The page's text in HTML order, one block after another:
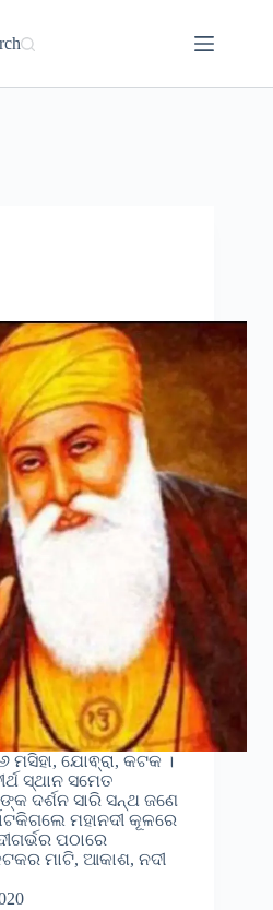
ମସିହା, ଯୋଵ୍ରା, କଟକ ।
ସ୍ଥାନ ସମେତ
ଦର୍ଶନ ସାରି ସନ୍ଥ ଜଣେ
ମହାନଦୀ କୂଳରେ
ପଠାରେ
ମାଟି, ଆକାଶ, ନଦୀ